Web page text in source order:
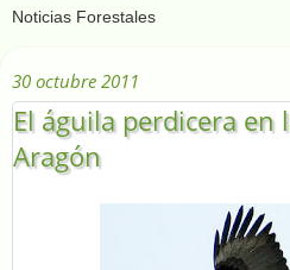
30 octubre 2011
El águila perdicera en
Aragón